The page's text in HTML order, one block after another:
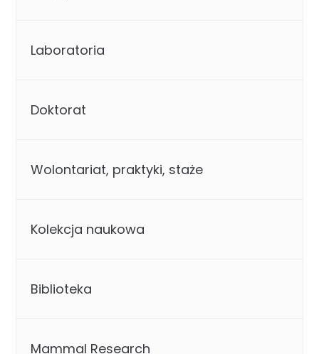
Laboratoria
Doktorat
Wolontariat, praktyki, staże
Kolekcja naukowa
Biblioteka
Mammal Research